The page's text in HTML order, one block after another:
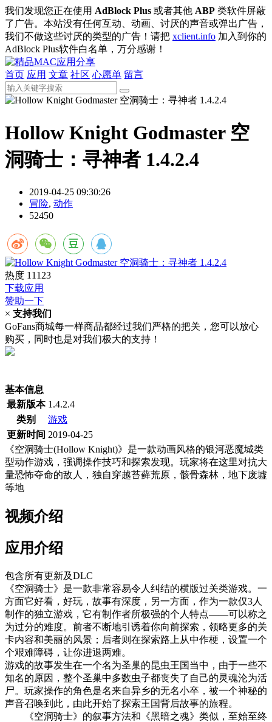
我们发现您正在使用 AdBlock Plus 或者其他 ABP 类软件屏蔽
了广告。本站没有任何互动、动画、讨厌的声音或弹出广告，
我们不做这些讨厌的类型的广告！请把 xclient.info 加入到你的
AdBlock Plus软件白名单，万分感谢！
首页 应用 文章 社区 心愿单 留言
Hollow Knight Godmaster 空
洞骑士：寻神者 1.4.2.4
2019-04-25 09:30:26
冒险, 动作
52450
热度 11123
下载应用
赞助一下
× 支持我们
GoFans商城每一样商品都经过我们严格的把关，您可以放心
购买，同时也是对我们极大的支持！
基本信息
最新版本 1.4.2.4
类别
游戏
更新时间 2019-04-25
《空洞骑士(Hollow Knight)》是一款动画风格的银河恶魔城类
型动作游戏，强调操作技巧和探索发现。玩家将在这里对抗大
量恐怖夺命的敌人，独自穿越苔藓荒原，骸骨森林，地下废墟
等地
视频介绍
应用介绍
包含所有更新及DLC
《空洞骑士》是一款非常容易令人纠结的横版过关类游戏。一
方面它好看，好玩，故事有深度，另一方面，作为一款仅3人
制作的独立游戏，它有制作者所极强的个人特点——可以称之
为过分的难度。前者不断地引诱着你向前探索，领略更多的关
卡内容和美丽的风景；后者则在探索路上从中作梗，设置一个
个艰难障碍，让你进退两难。
游戏的故事发生在一个名为圣巢的昆虫王国当中，由于一些不
知名的原因，整个圣巢中多数虫子都丧失了自己的灵魂沦为活
尸。玩家操作的角色是名来自异乡的无名小卒，被一个神秘的
声音召唤到此，由此开始了探索王国背后故事的旅程。
《空洞骑士》的叙事方法和《黑暗之魂》类似，至始至终